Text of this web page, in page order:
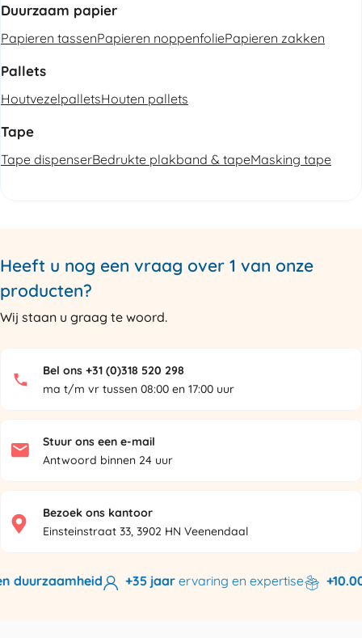
Duurzaam papier
Papieren tassenPapieren noppenfoliePapieren zakken
Pallets
HoutvezelpalletsHouten pallets
Tape
Tape dispenserBedrukte plakband & tapeMasking tape
Heeft u nog een vraag over 1 van onze
producten?
Wij staan u graag te woord.
Bel ons +31 (0)318 520 298
ma t/m vr tussen 08:00 en 17:00 uur
Stuur ons een e-mail
Antwoord binnen 24 uur
Bezoek ons kantoor
Einsteinstraat 33, 3902 HN Veenendaal
+35 jaarervaring en expertise